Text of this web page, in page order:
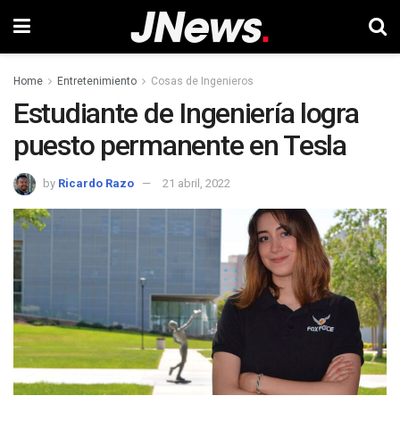
Home Entretenimiento Cosas de Ingenieros
Estudiante de Ingeniería logra
puesto permanente en Tesla
by Ricardo Razo 21 abril, 2022